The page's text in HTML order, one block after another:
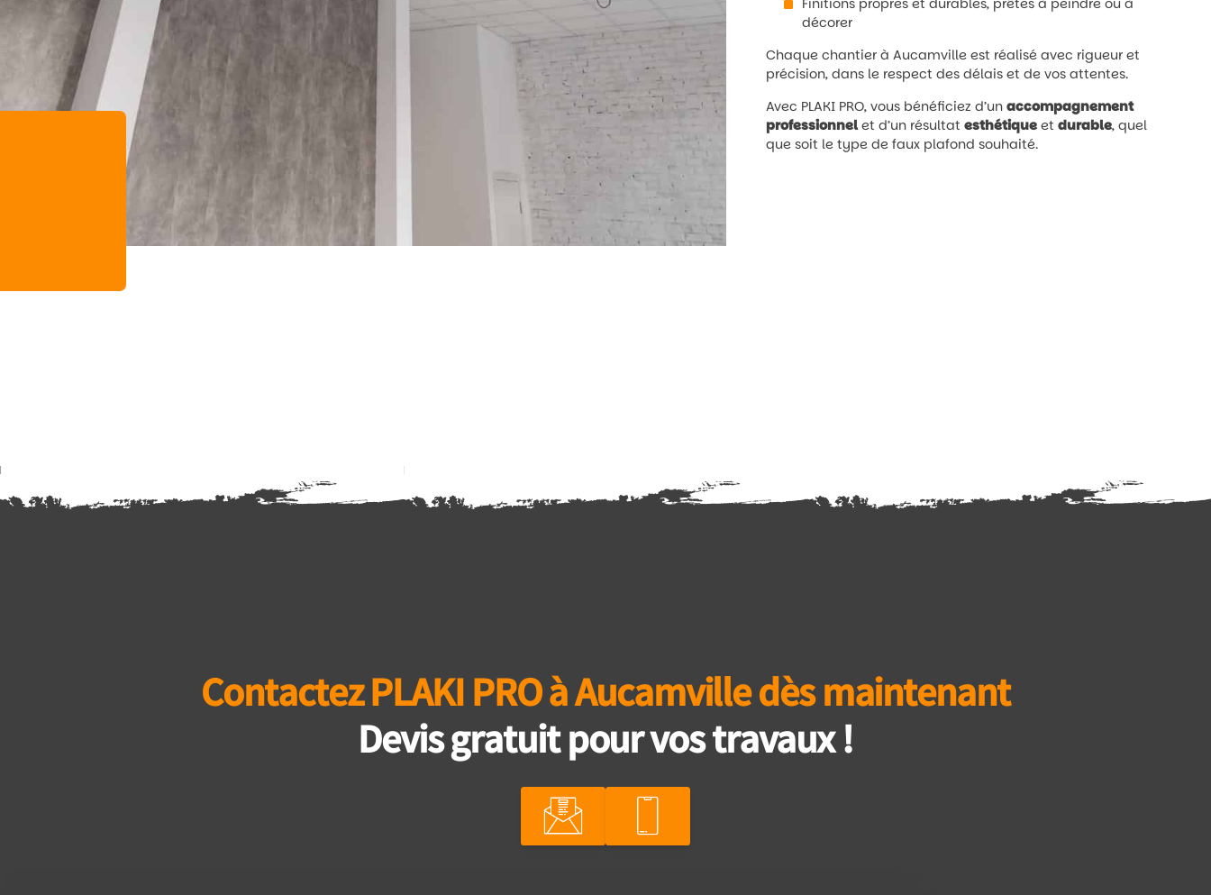
Finitions propres et durables, prêtes à peindre ou à
décorer
Chaque chantier à Aucamville est réalisé avec rigueur et
précision, dans le respect des délais et de vos attentes.
Avec PLAKI PRO, vous bénéficiez d’un accompagnement
professionnelet d’un résultat esthétiqueet durable, quel
que soit le type de faux plafond souhaité.
Contactez PLAKI PRO à Aucamville dès maintenant
Devis gratuit pour vos travaux !